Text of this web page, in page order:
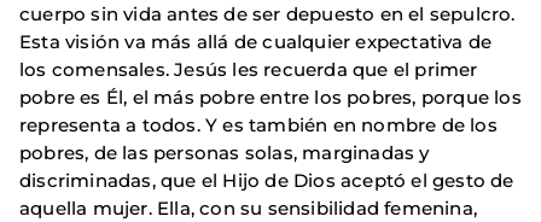
cuerpo sin vida antes de ser depuesto en el sepulcro.
Esta visión va más allá de cualquier expectativa de
los comensales. Jesús les recuerda que el primer
pobre es Él, el más pobre entre los pobres, porque los
representa a todos. Y es también en nombre de los
pobres, de las personas solas, marginadas y
discriminadas, que el Hijo de Dios aceptó el gesto de
aquella mujer. Ella, con su sensibilidad femenina,